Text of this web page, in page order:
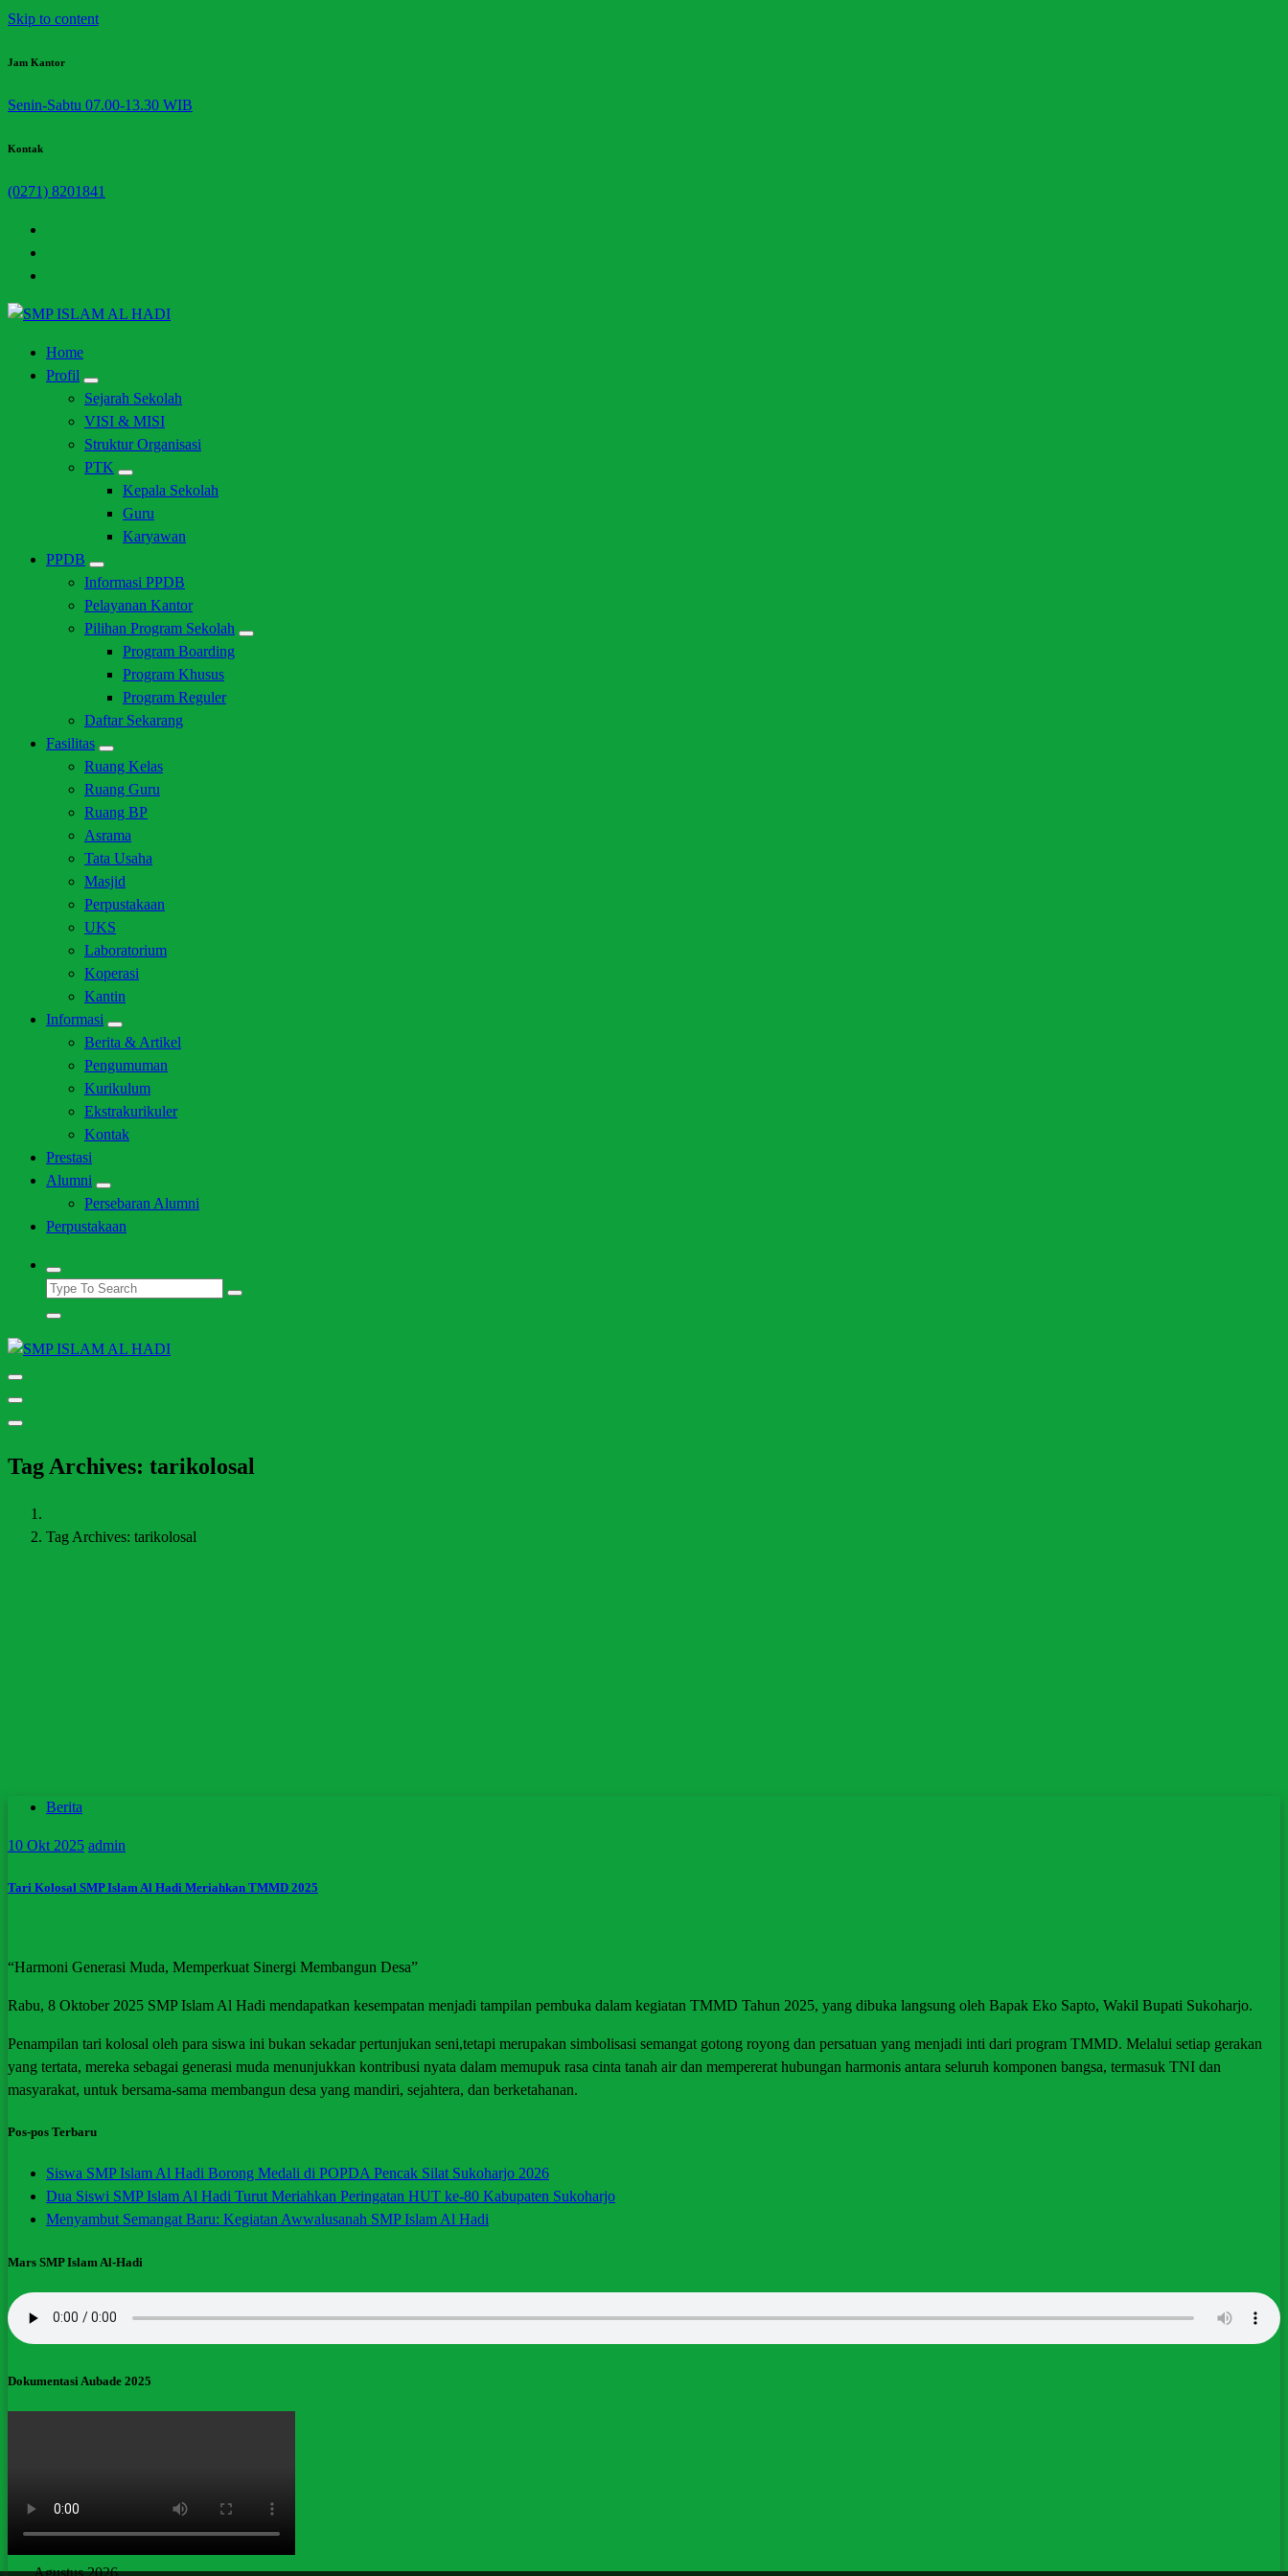
Skip to content
Jam Kantor
Senin-Sabtu 07.00-13.30 WIB
Kontak
(0271) 8201841
Halaman Resmi SMP Islam Al Hadi Mojolaban
Home
Profil
Sejarah Sekolah
VISI & MISI
Struktur Organisasi
PTK
Kepala Sekolah
Guru
Karyawan
PPDB
Informasi PPDB
Pelayanan Kantor
Pilihan Program Sekolah
Program Boarding
Program Khusus
Program Reguler
Daftar Sekarang
Fasilitas
Ruang Kelas
Ruang Guru
Ruang BP
Asrama
Tata Usaha
Masjid
Perpustakaan
UKS
Laboratorium
Koperasi
Kantin
Informasi
Berita & Artikel
Pengumuman
Kurikulum
Ekstrakurikuler
Kontak
Prestasi
Alumni
Persebaran Alumni
Perpustakaan
Tag Archives: tarikolosal
Tag Archives: tarikolosal
Berita
10 Okt 2025 admin
Tari Kolosal SMP Islam Al Hadi Meriahkan TMMD 2025
“Harmoni Generasi Muda, Memperkuat Sinergi Membangun Desa”
Rabu, 8 Oktober 2025 SMP Islam Al Hadi mendapatkan kesempatan menjadi tampilan pembuka dalam kegiatan TMMD Tahun 2025, yang dibuka langsung oleh Bapak Eko Sapto, Wakil Bupati Sukoharjo.
Penampilan tari kolosal oleh para siswa ini bukan sekadar pertunjukan seni,tetapi merupakan simbolisasi semangat gotong royong dan persatuan yang menjadi inti dari program TMMD. Melalui setiap gerakan
yang tertata, mereka sebagai generasi muda menunjukkan kontribusi nyata dalam memupuk rasa cinta tanah air dan mempererat hubungan harmonis antara seluruh komponen bangsa, termasuk TNI dan
masyarakat, untuk bersama-sama membangun desa yang mandiri, sejahtera, dan berketahanan.
Pos-pos Terbaru
Siswa SMP Islam Al Hadi Borong Medali di POPDA Pencak Silat Sukoharjo 2026
Dua Siswi SMP Islam Al Hadi Turut Meriahkan Peringatan HUT ke-80 Kabupaten Sukoharjo
Menyambut Semangat Baru: Kegiatan Awwalusanah SMP Islam Al Hadi
Mars SMP Islam Al-Hadi
Dokumentasi Aubade 2025